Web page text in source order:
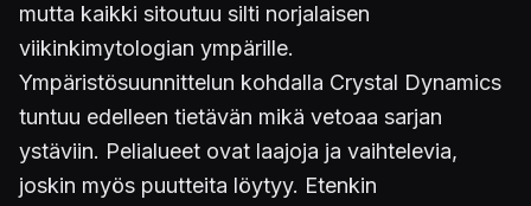
mutta kaikki sitoutuu silti norjalaisen
viikinkimytologian ympärille.
Ympäristösuunnittelun kohdalla Crystal Dynamics
tuntuu edelleen tietävän mikä vetoaa sarjan
ystäviin. Pelialueet ovat laajoja ja vaihtelevia,
joskin myös puutteita löytyy. Etenkin